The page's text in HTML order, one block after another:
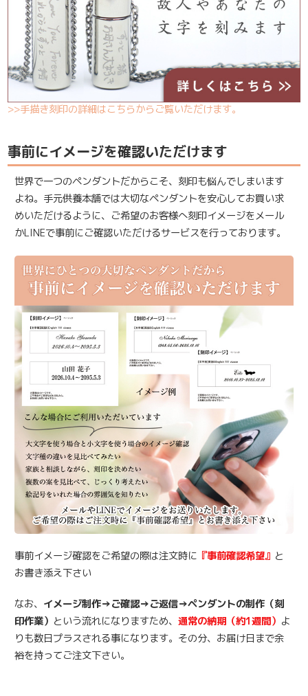
>>手描き刻印の詳細はこちらからご覧いただけます。
事前にイメージを確認いただけます
世界で一つのペンダントだからこそ、刻印も悩んでしまいます
よね。手元供養本舗では大切なペンダントを安心してお買い求
めいただけるように、ご希望のお客様へ刻印イメージをメール
かLINEで事前にご確認いただけるサービスを行っております。
事前イメージ確認をご希望の際は注文時に 『事前確認希望』 と
お書き添え下さい
なお、 イメージ制作→ご確認→ご返信→ペンダントの制作（刻
印作業） という流れになりますため、通常の納期（約1週間） よ
りも数日プラスされる事になります。その分、お届け日まで余
裕を持ってご注文下さい。